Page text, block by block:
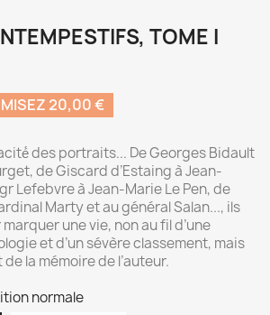
TOME I
20,00 €
des portraits... De Georges Bidault
de Giscard d’Estaing à Jean-
Lefebvre à Jean-Marie Le Pen, de
Marty et au général Salan..., ils
une vie, non au fil d’une
et d’un sévère classement, mais
la mémoire de l’auteur.
normale